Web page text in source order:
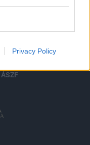
Privacy Policy
ÁSZF